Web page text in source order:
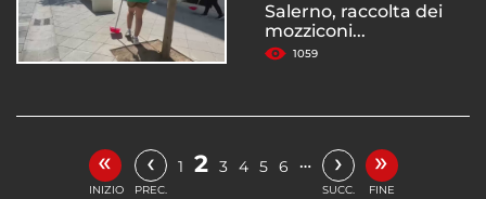
Salerno, raccolta dei
mozziconi...
1059
«
INIZIO
‹
PREC.
1 2 3 4 5 6 … ›
SUCC.
»
FINE